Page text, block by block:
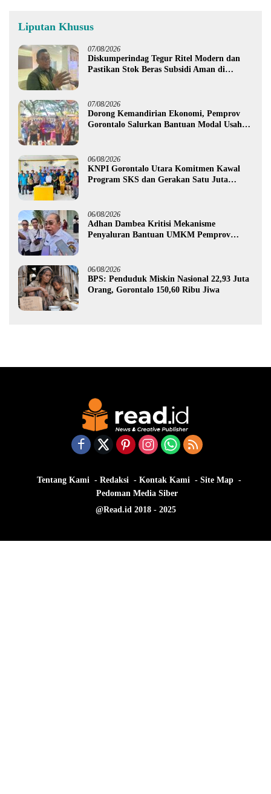
Liputan Khusus
07/08/2026
Diskumperindag Tegur Ritel Modern dan
Pastikan Stok Beras Subsidi Aman di
07/08/2026
Dorong Kemandirian Ekonomi, Pemprov
Gorontalo Salurkan Bantuan Modal Usaha
06/08/2026
KNPI Gorontalo Utara Komitmen Kawal
Program SKS dan Gerakan Satu Juta
06/08/2026
Adhan Dambea Kritisi Mekanisme
Penyaluran Bantuan UMKM Pemprov
06/08/2026
BPS: Penduduk Miskin Nasional 22,93 Juta
Orang, Gorontalo 150,60 Ribu Jiwa
Tentang Kami Redaksi Kontak Kami
Site Map
Pedoman Media Siber
@Read.id 2018 - 2025